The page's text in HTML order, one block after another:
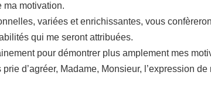
ma motivation.
variées et enrichissantes, vous
qui me seront attribuées.
pour démontrer plus amplement mes
d’agréer, Madame, Monsieur, l’expression